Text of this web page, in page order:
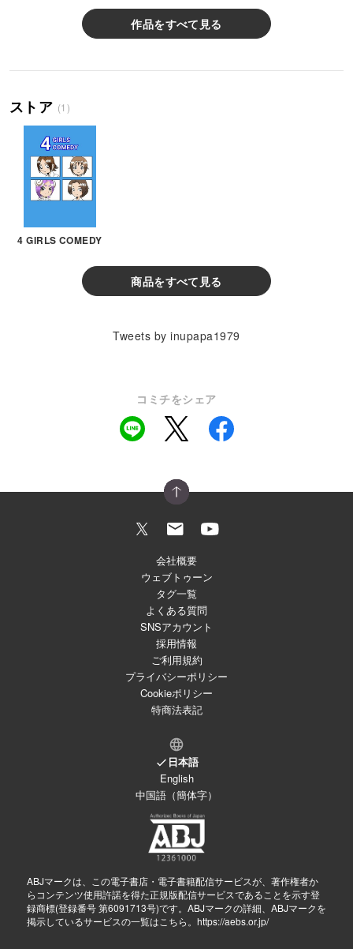
作品をすべて見る
ストア (1)
4 GIRLS COMEDY
商品をすべて見る
Tweets by inupapa1979
コミチをシェア
会社概要
ウェブトゥーン
タグ一覧
よくある質問
SNSアカウント
採用情報
ご利用規約
プライバシーポリシー
Cookieポリシー
特商法表記
日本語
English
中国語（簡体字）
ABJマークは、この電子書店・電子書籍配信サービスが、著作権者か
らコンテンツ使用許諾を得た正規版配信サービスであることを示す登
録商標(登録番号 第6091713号)です。ABJマークの詳細、ABJマークを
掲示しているサービスの一覧はこちら。 https://aebs.or.jp/